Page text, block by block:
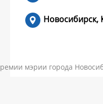
Новосибирск,
мэрии города